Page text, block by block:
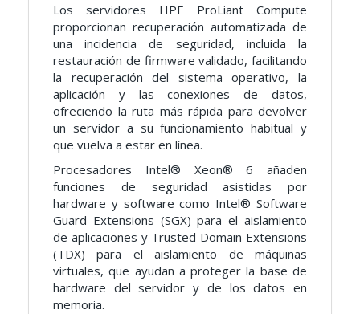
Los servidores HPE ProLiant Compute
proporcionan recuperación automatizada de
una incidencia de seguridad, incluida la
restauración de firmware validado, facilitando
la recuperación del sistema operativo, la
aplicación y las conexiones de datos,
ofreciendo la ruta más rápida para devolver
un servidor a su funcionamiento habitual y
que vuelva a estar en línea.
Procesadores Intel® Xeon® 6 añaden
funciones de seguridad asistidas por
hardware y software como Intel® Software
Guard Extensions (SGX) para el aislamiento
de aplicaciones y Trusted Domain Extensions
(TDX) para el aislamiento de máquinas
virtuales, que ayudan a proteger la base de
hardware del servidor y de los datos en
memoria.